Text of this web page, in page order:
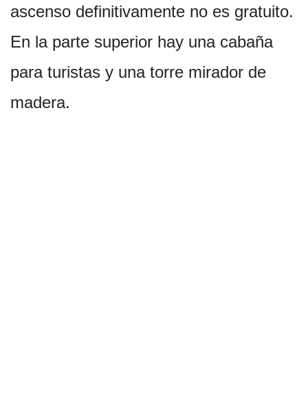
ascenso definitivamente no es gratuito.
En la parte superior hay una cabaña
para turistas y una torre mirador de
madera.